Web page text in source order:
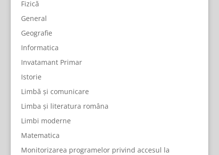
Fizică
General
Geografie
Informatica
Invatamant Primar
Istorie
Limbă și comunicare
Limba și literatura româna
Limbi moderne
Matematica
Monitorizarea programelor privind accesul la